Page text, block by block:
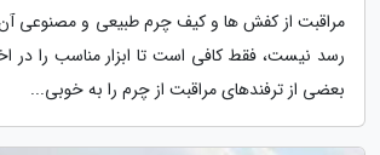
مراقبت از کفش ها و کیف چرم طبیعی و مصنوعی
رسد نیست، فقط کافی است تا ابزار مناسب را در
بعضی از ترفندهای مراقبت از چرم را به خوبی...